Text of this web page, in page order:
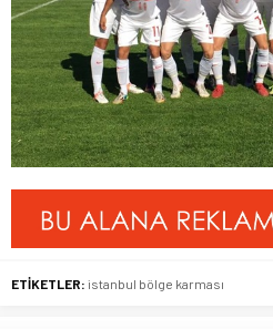
ETİKETLER: istanbul bölge karması